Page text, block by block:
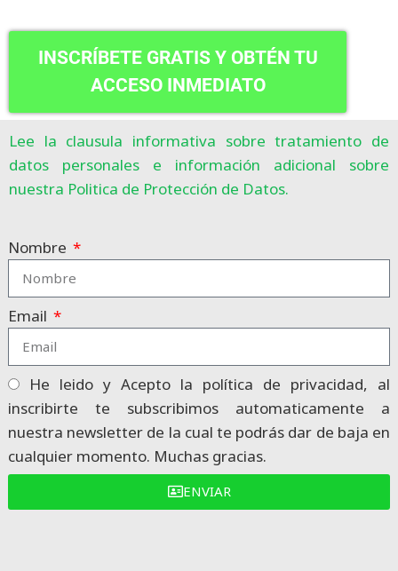
INSCRÍBETE GRATIS Y OBTÉN TU
ACCESO INMEDIATO
Lee la clausula informativa sobre tratamiento de
datos personales e información adicional sobre
nuestra Politica de Protección de Datos.
Nombre
Email
He leido y Acepto la política de privacidad, al
inscribirte te subscribimos automaticamente a
nuestra newsletter de la cual te podrás dar de baja en
cualquier momento. Muchas gracias.
ENVIAR